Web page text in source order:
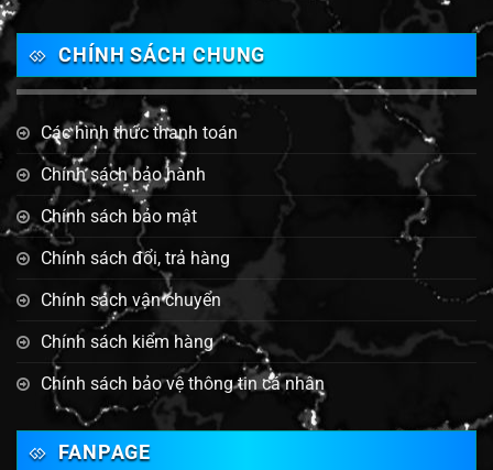
CHÍNH SÁCH CHUNG
Các hình thức thanh toán
Chính sách bảo hành
Chính sách bảo mật
Chính sách đổi, trả hàng
Chính sách vận chuyển
Chính sách kiểm hàng
Chính sách bảo vệ thông tin cá nhân
FANPAGE